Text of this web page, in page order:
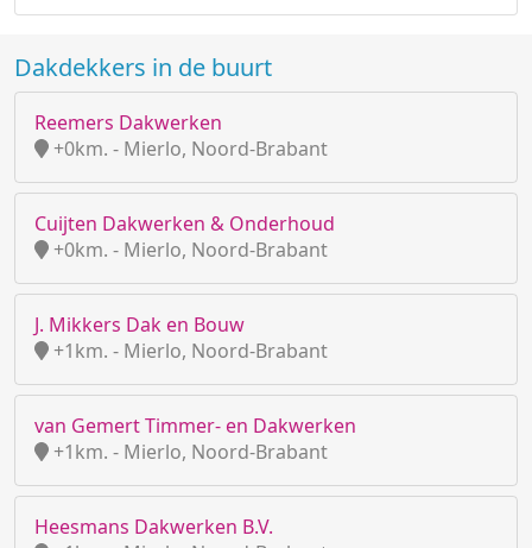
Dakdekkers in de buurt
Reemers Dakwerken
+0km. - Mierlo, Noord-Brabant
Cuijten Dakwerken & Onderhoud
+0km. - Mierlo, Noord-Brabant
J. Mikkers Dak en Bouw
+1km. - Mierlo, Noord-Brabant
van Gemert Timmer- en Dakwerken
+1km. - Mierlo, Noord-Brabant
Heesmans Dakwerken B.V.